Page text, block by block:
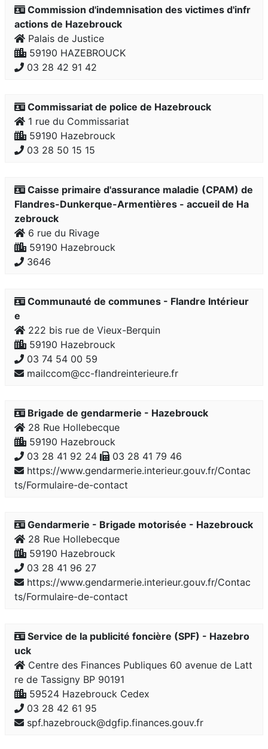
Commission d'indemnisation des victimes d'infr
actions de Hazebrouck
Palais de Justice
59190 HAZEBROUCK
03 28 42 91 42
Commissariat de police de Hazebrouck
1 rue du Commissariat
59190 Hazebrouck
03 28 50 15 15
Caisse primaire d'assurance maladie (CPAM) de
Flandres-Dunkerque-Armentières - accueil de Ha
zebrouck
6 rue du Rivage
59190 Hazebrouck
3646
Communauté de communes - Flandre Intérieur
e
222 bis rue de Vieux-Berquin
59190 Hazebrouck
03 74 54 00 59
mailccom@cc-flandreinterieure.fr
Brigade de gendarmerie - Hazebrouck
28 Rue Hollebecque
59190 Hazebrouck
03 28 41 92 24
03 28 41 79 46
https://www.gendarmerie.interieur.gouv.fr/Contac
ts/Formulaire-de-contact
Gendarmerie - Brigade motorisée - Hazebrouck
28 Rue Hollebecque
59190 Hazebrouck
03 28 41 96 27
https://www.gendarmerie.interieur.gouv.fr/Contac
ts/Formulaire-de-contact
Service de la publicité foncière (SPF) - Hazebro
uck
Centre des Finances Publiques 60 avenue de Latt
re de Tassigny BP 90191
59524 Hazebrouck Cedex
03 28 42 61 95
spf.hazebrouck@dgfip.finances.gouv.fr